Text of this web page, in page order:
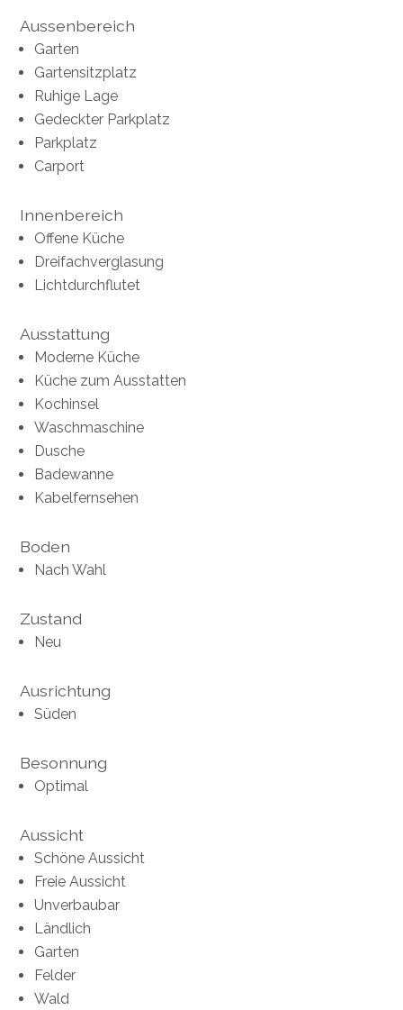
Aussenbereich
Garten
Gartensitzplatz
Ruhige Lage
Gedeckter Parkplatz
Parkplatz
Carport
Innenbereich
Offene Küche
Dreifachverglasung
Lichtdurchflutet
Ausstattung
Moderne Küche
Küche zum Ausstatten
Kochinsel
Waschmaschine
Dusche
Badewanne
Kabelfernsehen
Boden
Nach Wahl
Zustand
Neu
Ausrichtung
Süden
Besonnung
Optimal
Aussicht
Schöne Aussicht
Freie Aussicht
Unverbaubar
Ländlich
Garten
Felder
Wald